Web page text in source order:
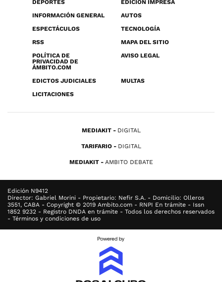
DEPORTES
EDICIÓN IMPRESA
INFORMACIÓN GENERAL
AUTOS
ESPECTÁCULOS
TECNOLOGÍA
RSS
MAPA DEL SITIO
POLÍTICA DE
PRIVACIDAD DE
ÁMBITO.COM
AVISO LEGAL
EDICTOS JUDICIALES
MULTAS
LICITACIONES
MEDIAKIT DIGITAL
TARIFARIO DIGITAL
MEDIAKIT AMBITO DEBATE
Edición N9412
Director: Gabriel Morini - Propietario: Nefir S.A. - Domicilio: Olleros
3551, CABA - Copyright © 2019 Ambito.com - RNPI En trámite - Issn
1852 9232 - Registro DNDA en trámite - Todos los derechos reservados
- Términos y condiciones de uso